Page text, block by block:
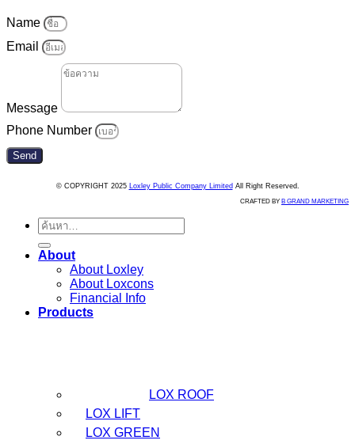
Name
Email
Message
Phone Number
Send
© COPYRIGHT 2025 Loxley Public Company Limited All Right Reserved.
CRAFTED BY B GRAND MARKETING
ค้นหา:
About
About Loxley
About Loxcons
Financial Info
Products
LOX ROOF
LOX LIFT
LOX GREEN